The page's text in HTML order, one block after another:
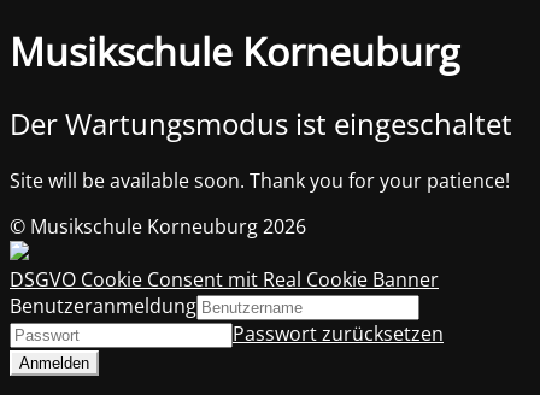
Musikschule Korneuburg
Der Wartungsmodus ist eingeschaltet
Site will be available soon. Thank you for your patience!
© Musikschule Korneuburg 2026
DSGVO Cookie Consent mit Real Cookie Banner
Benutzeranmeldung
Passwort zurücksetzen